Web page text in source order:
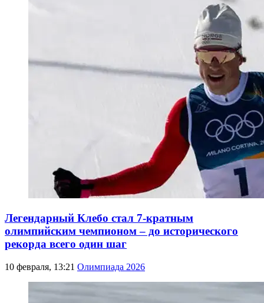
Легендарный Клебо стал 7-кратным
олимпийским чемпионом – до исторического
рекорда всего один шаг
10 февраля, 13:21 Олимпиада 2026